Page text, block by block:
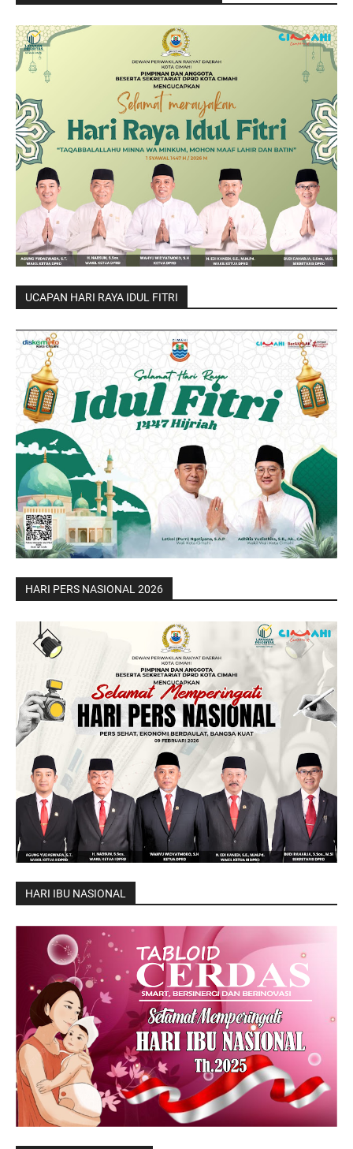
UCAPAN HARI RAYA IDUL FITRI
HARI PERS NASIONAL 2026
HARI IBU NASIONAL